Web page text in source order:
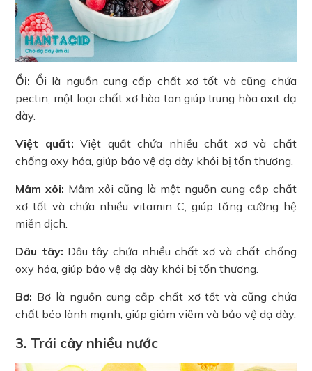
Ổi: Ổi là nguồn cung cấp chất xơ tốt và cũng chứa
pectin, một loại chất xơ hòa tan giúp trung hòa axit dạ
dày.
Việt quất: Việt quất chứa nhiều chất xơ và chất
chống oxy hóa, giúp bảo vệ dạ dày khỏi bị tổn thương.
Mâm xôi: Mâm xôi cũng là một nguồn cung cấp chất
xơ tốt và chứa nhiều vitamin C, giúp tăng cường hệ
miễn dịch.
Dâu tây: Dâu tây chứa nhiều chất xơ và chất chống
oxy hóa, giúp bảo vệ dạ dày khỏi bị tổn thương.
Bơ: Bơ là nguồn cung cấp chất xơ tốt và cũng chứa
chất béo lành mạnh, giúp giảm viêm và bảo vệ dạ dày.
3. Trái cây nhiều nước